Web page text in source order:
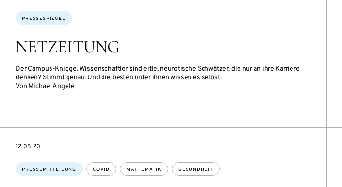
NETZEITUNG
Der Campus-Knigge. Wissenschaftler sind eitle, neurotische Schwätzer, die nur an ihre Karriere
denken? Stimmt genau. Und die besten unter ihnen wissen es selbst.
Von Michael Angele
Themen:
PRESSESPIEGEL
Themen:
PRESSEMITTEILUNG COVID MATHEMATIK GESUNDHEIT
DATE
12.05.20